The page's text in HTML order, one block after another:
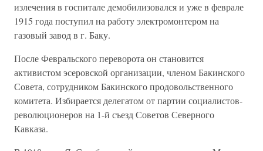
излечения в госпитале демобилизовался и уже в феврале
1915 года поступил на работу электромонтером на
газовый завод в г. Баку.
После Февральского переворота он становится
активистом эсеровской организации, членом Бакинского
Совета, сотрудником Бакинского продовольственного
комитета. Избирается делегатом от партии социалистов-
революционеров на 1-й съезд Советов Северного
Кавказа.